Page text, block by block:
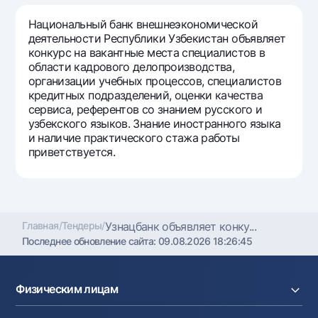
Для всех USD
Золотой депозит
Золотые слитки от НБУ
Серебряный депозит
UzCard/HUMO
Visa
Visa FIFA
Mastercard
Зарплатные
Garmin pay
Эскроу-cчёт
Тарифы
Акции
Мобильное приложение Milliy
Часто задаваемые вопросы
Часто задаваемые вопросы
Пресс-центр
Национальный банк внешнеэкономической
деятельности Республики Узбекистан объявляет
конкурс на вакантные места специалистов в
области кадрового делопроизводства,
организации учебных процессов, специалистов
кредитных подразделений, оценки качества
сервиса, референтов со знанием русского и
узбекского языков. Знание иностранного языка
и наличие практического стажа работы
приветствуется.
Главная/Тендеры/Узнацбанк объявляет конку...
Последнее обновление сайта:09.08.2026 18:26:45
Физическим лицам